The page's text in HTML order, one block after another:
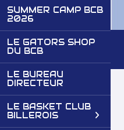
SUMMER CAMP BCB
2026
LE GATORS SHOP
DU BCB
LE BUREAU
DIRECTEUR
LE BASKET CLUB
BILLEROIS